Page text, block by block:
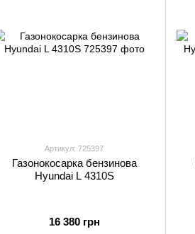
Артикул: 725397
Газонокосарка бензинова
Hyundai L 4310S
16 380 грн